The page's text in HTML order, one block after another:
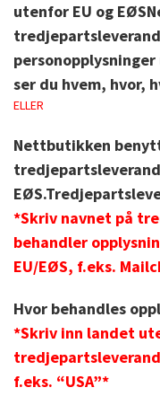
utenfor EU og EØS
ser du hvem, hvor,
ELLER
Nettbutikken
EØS.
*Skriv navnet på
behandler
EU/EØS, f.eks.
Hvor behandles
*Skriv inn landet
f.eks. “USA”*